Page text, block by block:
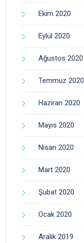
Ekim 2020
Eylül 2020
Ağustos 2020
Temmuz 2020
Haziran 2020
Mayıs 2020
Nisan 2020
Mart 2020
Şubat 2020
Ocak 2020
Aralık 2019